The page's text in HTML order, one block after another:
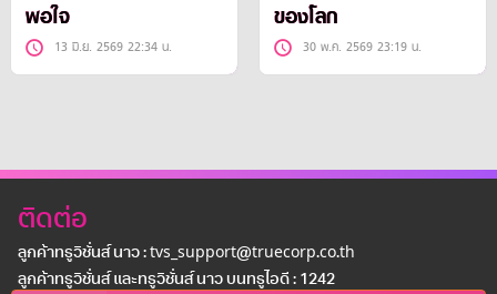
พอใจ
13 มิ.ย. 2569 22:34 น.
ของโลก
30 พ.ค. 2569 23:19 น.
ติดต่อ
ลูกค้าทรูวิชั่นส์ นาว : tvs_support@truecorp.co.th
ลูกค้าทรูวิชั่นส์ และทรูวิชั่นส์ นาว บนทรูไอดี : 1242